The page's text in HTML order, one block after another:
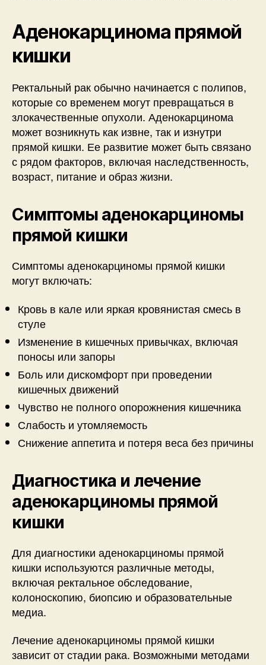
Аденокарцинома прямой
кишки
Ректальный рак обычно начинается с полипов,
которые со временем могут превращаться в
злокачественные опухоли. Аденокарцинома
может возникнуть как извне, так и изнутри
прямой кишки. Ее развитие может быть связано
с рядом факторов, включая наследственность,
возраст, питание и образ жизни.
Симптомы аденокарциномы
прямой кишки
Симптомы аденокарциномы прямой кишки
могут включать:
Кровь в кале или яркая кровянистая смесь в
стуле
Изменение в кишечных привычках, включая
поносы или запоры
Боль или дискомфорт при проведении
кишечных движений
Чувство не полного опорожнения кишечника
Слабость и утомляемость
Снижение аппетита и потеря веса без причины
Диагностика и лечение
аденокарциномы прямой
кишки
Для диагностики аденокарциномы прямой
кишки используются различные методы,
включая ректальное обследование,
колоноскопию, биопсию и образовательные
медиа.
Лечение аденокарциномы прямой кишки
зависит от стадии рака. Возможными методами